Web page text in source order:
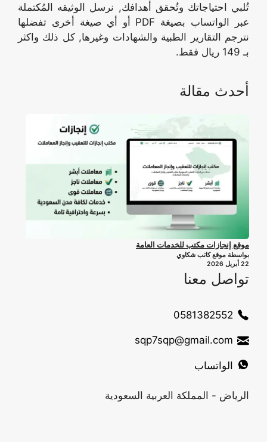
تُلبي احتياجاتك وتُحقق أهدافك, نرسل الوثيقه المُكتملة
عبر الواتساب بصيغة PDF أو أي صيغة أخرى تفضلها
نترجم التقارير الطبية والشهادات وغيرها, كل ذلك واكثر
بـ 149 ريال فقط.
أحدث مقالة
موقع إنجازات مكتب للخدمات العامة
بواسطة موقع كاتب شكاوي
22 أبريل 2026
تواصل معنا
0581382552
sqp7sqp@gmail.com
الواتساب
الرياض - المملكة العربية السعودية